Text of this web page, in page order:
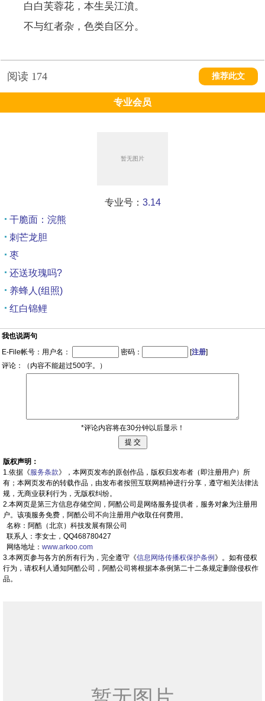
白白芙蓉花，本生吴江濆。
不与红者杂，色类自区分。
阅读 174 推荐此文
专业会员
专业号： 3.14
干脆面：浣熊
刺芒龙胆
枣
还送玫瑰吗?
养蜂人(组照)
红白锦鲤
我也说两句
E-File帐号：用户名：
密码： [注册]
评论：（内容不能超过500字。）
*评论内容将在30分钟以后显示！
版权声明：
1.依据《服务条款》，本网页发布的原创作品，版权归发布者（即注册用户）所
有；本网页发布的转载作品，由发布者按照互联网精神进行分享，遵守相关法律法
规，无商业获利行为，无版权纠纷。
2.本网页是第三方信息存储空间，阿酷公司是网络服务提供者，服务对象为注册用
户。该项服务免费，阿酷公司不向注册用户收取任何费用。
名称：阿酷（北京）科技发展有限公司
联系人：李女士，QQ468780427
网络地址： www.arkoo.com
3.本网页参与各方的所有行为，完全遵守《信息网络传播权保护条例 》。如有侵权
行为，请权利人通知阿酷公司，阿酷公司将根据本条例第二十二条规定删除侵权作
品。